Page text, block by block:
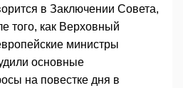
в Заключении Совета,
того, как Верховный
министры
основные
на повестке дня в